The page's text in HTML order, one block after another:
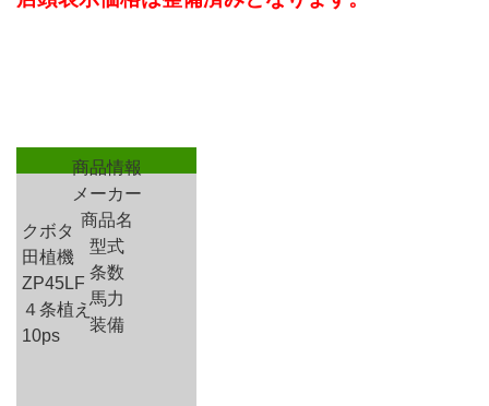
商品情報
メーカー
クボタ
商品名
田植機
型式
ZP45LF
条数
４条植え
馬力
10ps
装備